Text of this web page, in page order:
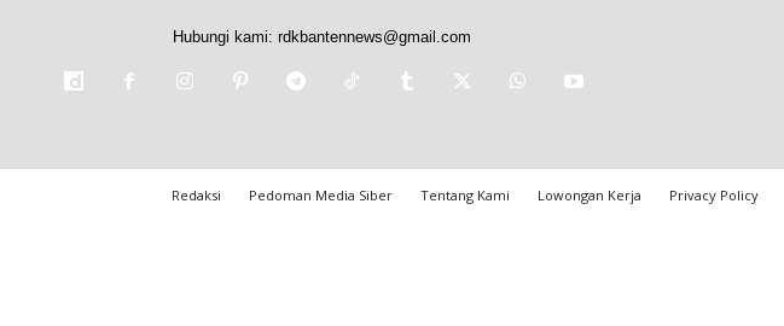
Hubungi kami: rdkbantennews@gmail.com
Redaksi Pedoman Media Siber Tentang Kami Lowongan Kerja Privacy Policy